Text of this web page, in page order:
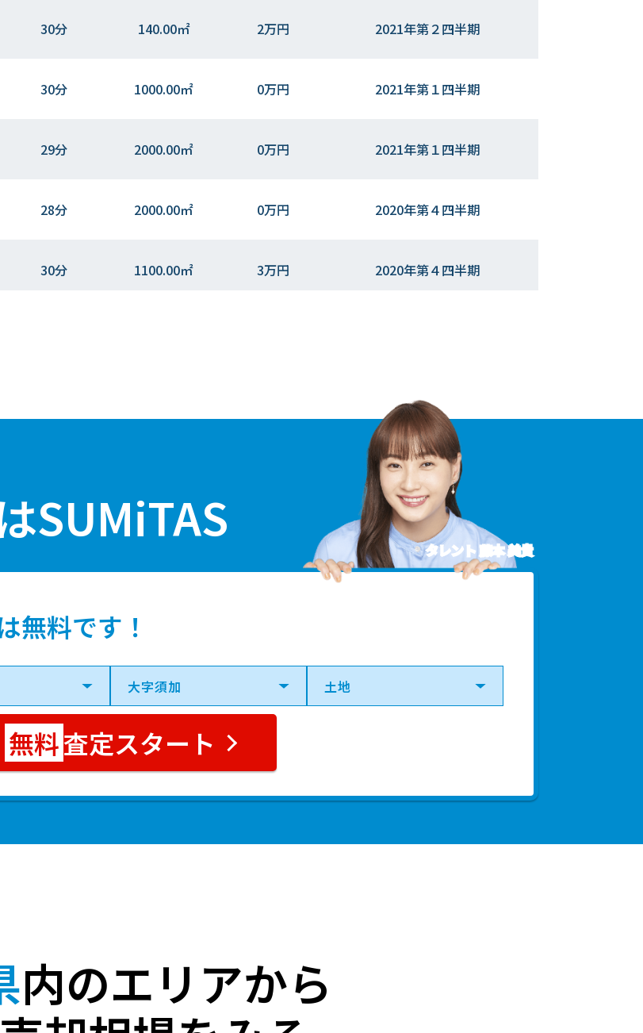
30分 140.00㎡ 2万円 2021年第２四半期
30分 1000.00㎡ 0万円 2021年第１四半期
29分 2000.00㎡ 0万円 2021年第１四半期
28分 2000.00㎡ 0万円 2020年第４四半期
30分 1100.00㎡ 3万円 2020年第４四半期
SUMiTAS
無料です！
タレント 藤本 美貴
査定スタート
内のエリアから